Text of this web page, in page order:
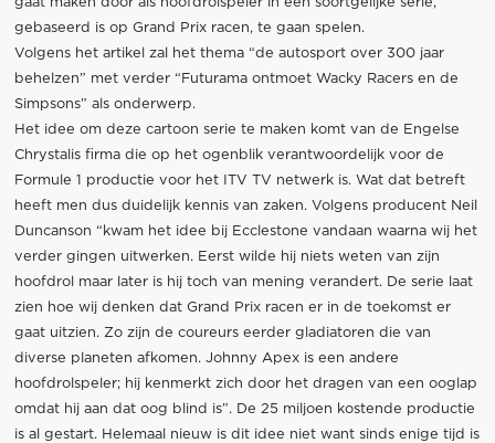
gebaseerd is op Grand Prix racen, te gaan spelen.
Volgens het artikel zal het thema “de autosport over 300 jaar
behelzen” met verder “Futurama ontmoet Wacky Racers en de
Simpsons” als onderwerp.
Het idee om deze cartoon serie te maken komt van de Engelse
Chrystalis firma die op het ogenblik verantwoordelijk voor de
Formule 1 productie voor het ITV TV netwerk is. Wat dat betreft
heeft men dus duidelijk kennis van zaken. Volgens producent Neil
Duncanson “kwam het idee bij Ecclestone vandaan waarna wij het
verder gingen uitwerken. Eerst wilde hij niets weten van zijn
hoofdrol maar later is hij toch van mening verandert. De serie laat
zien hoe wij denken dat Grand Prix racen er in de toekomst er
gaat uitzien. Zo zijn de coureurs eerder gladiatoren die van
diverse planeten afkomen. Johnny Apex is een andere
hoofdrolspeler; hij kenmerkt zich door het dragen van een ooglap
omdat hij aan dat oog blind is”. De 25 miljoen kostende productie
is al gestart. Helemaal nieuw is dit idee niet want sinds enige tijd is